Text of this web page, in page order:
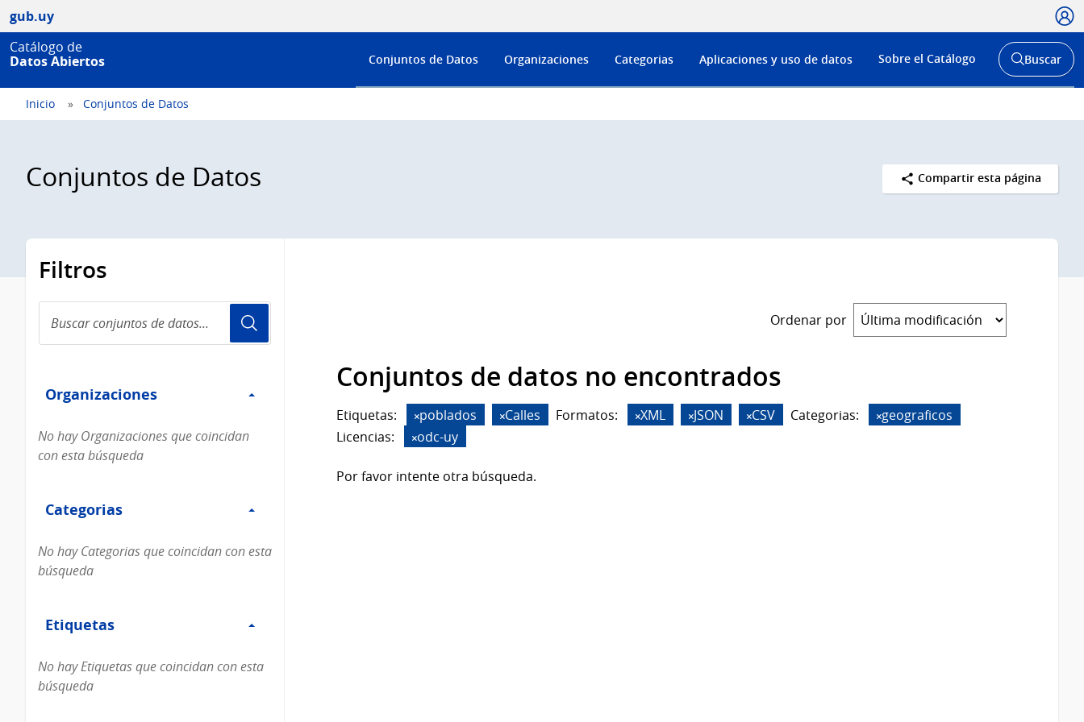
gub.uy
Catálogo de
Datos Abiertos
Menú
de
Conjuntos de Datos Organizaciones Categorias Aplicaciones y uso de datos Sobre el Catálogo
Abrir
buscador
Buscar
Inicio Conjuntos de Datos
Conjuntos de Datos Compartir esta página
Filtros
conjuntos
de
Organizaciones
Organizaciones
No hay Organizaciones que coincidan
con esta búsqueda
Categorias
Categorias
No hay Categorias que coincidan con esta
búsqueda
Etiquetas
Etiquetas
No hay Etiquetas que coincidan con esta
búsqueda
Ordenar por
Conjuntos de datos no encontrados
Etiquetas: poblados Calles Formatos: XML JSON CSV Categorias:
geograficos
Licencias:
odc-uy
Por favor intente otra búsqueda.